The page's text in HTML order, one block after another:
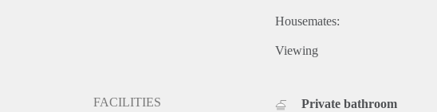
Housemates:
Viewing
FACILITIES Private bathroom